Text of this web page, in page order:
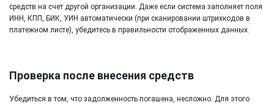
средств на счет другой организации. Даже если система заполняет поля
ИНН, КПП, БИК, УИН автоматически (при сканировании штрихкодов в
платежном листе), убедитесь в правильности отображенных данных.
Проверка после внесения средств
Убедиться в том, что задолженность погашена, несложно. Для этого